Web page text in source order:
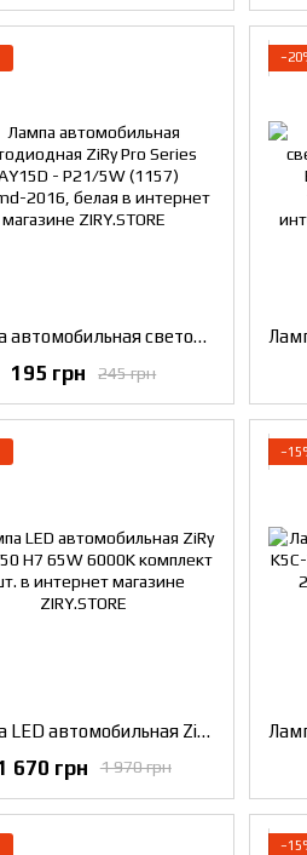
Лампа автомобильная светодиодная ZiRy Pro Series BAY15D - P21/5W (1157) 126smd-2016, белая
245 грн
195 грн
Лампа LED автомобильная ZiRy K5C-T50 H7 65W 6000K комплект 2шт.
1 970 грн
670 грн